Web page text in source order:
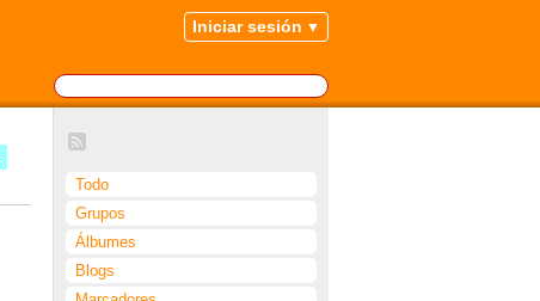
Iniciar sesión
Todo
Grupos
Álbumes
Blogs